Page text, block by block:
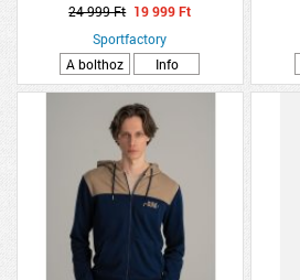
24 999 Ft 19 999 Ft
Sportfactory
A bolthoz
Info